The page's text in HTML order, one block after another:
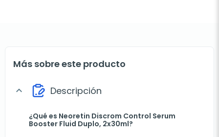
Más sobre este producto
expand_more Descripción
¿Qué es Neoretin Discrom Control Serum
Booster Fluid Duplo, 2x30ml?